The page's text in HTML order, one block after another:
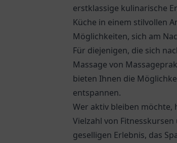
erstklassige kulinarische
Küche in einem stilvollen
Möglichkeiten, sich am
Für diejenigen, die sich
Massage von
bieten Ihnen die
entspannen.
Wer aktiv bleiben möchte,
Vielzahl von
geselligen Erlebnis, das